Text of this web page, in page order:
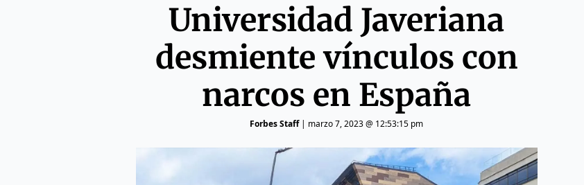
Universidad Javeriana
desmiente vínculos con
narcos en España
Forbes Staff| marzo 7, 2023 @ 12:53:15 pm